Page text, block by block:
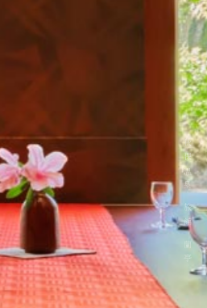
秋保温泉 旅館 蘭亭